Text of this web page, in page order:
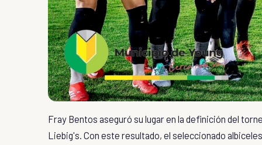
Fray Bentos aseguró su lugar en la definición del
Liebig's. Con este resultado, el seleccionado